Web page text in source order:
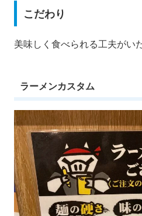
こだわり
美味しく食べられる工夫がい
ラーメンカスタム